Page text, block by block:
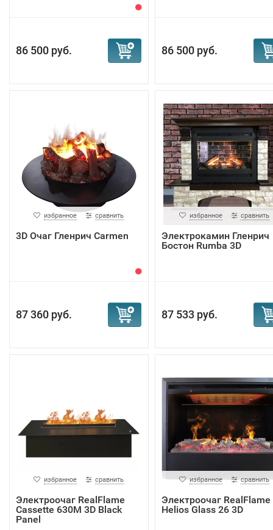
86 500 руб. 86 500 руб.
избранное сравнить
3D Очаг Гленрич Carmen
87 360 руб.
избранное сравнить
Электрокамин Гленрич
Бостон Rumba 3D
87 533 руб.
избранное сравнить
Электроочаг RealFlame
Cassette 630M 3D Black
Panel
избранное сравнить
Электроочаг RealFlame
Helios Glass 26 3D